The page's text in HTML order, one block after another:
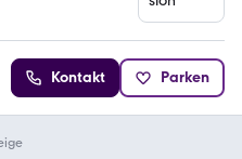
Kontakt Parken